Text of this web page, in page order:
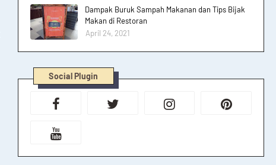
Dampak Buruk Sampah Makanan dan Tips Bijak
Makan di Restoran
April 24, 2021
Social Plugin